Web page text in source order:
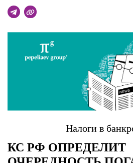
Налоги в
КС РФ ОПРЕДЕЛИТ